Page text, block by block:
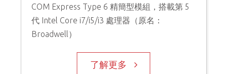
COM Express Type 6 精簡型模組，搭載第 5
代 Intel Core i7/i5/i3 處理器（原名：
Broadwell）
了解更多